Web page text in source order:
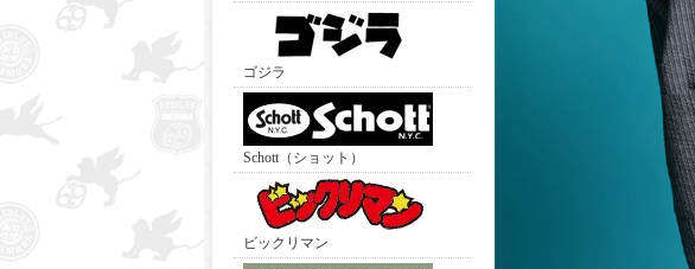
ゴジラ
Schott（ショット）
ビックリマン